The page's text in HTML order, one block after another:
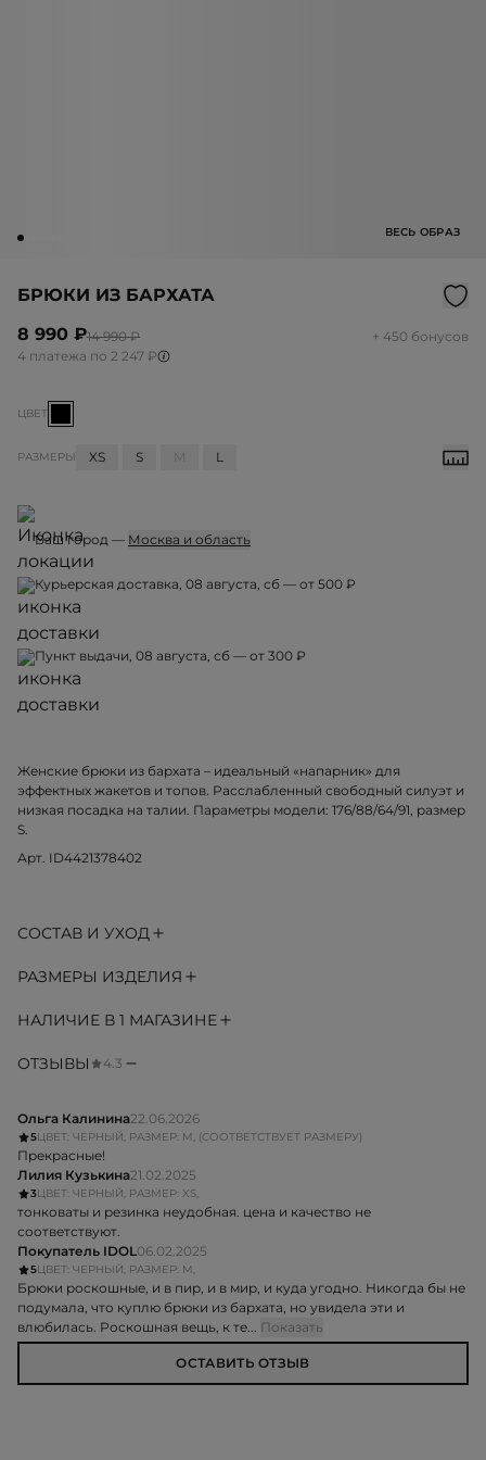
ВЕСЬ ОБРАЗ
БРЮКИ ИЗ БАРХАТА
8 990 ₽14 990 ₽
+ 450 бонусов
4 платежа по 2 247 ₽
ЦВЕТ
РАЗМЕРЫ XS S M L
Ваш город — Москва и область
Курьерская доставка, 08 августа, сб — от 500 ₽
Пункт выдачи, 08 августа, сб — от 300 ₽
Женские брюки из бархата – идеальный «напарник» для
эффектных жакетов и топов. Расслабленный свободный силуэт и
низкая посадка на талии. Параметры модели: 176/88/64/91, размер
S.
Арт. ID4421378402
СОСТАВ И УХОД
РАЗМЕРЫ ИЗДЕЛИЯ
НАЛИЧИЕ В 1 МАГАЗИНЕ
ОТЗЫВЫ 4.3
Ольга Калинина22.06.2026
5ЦВЕТ: ЧЕРНЫЙ, РАЗМЕР: M, (СООТВЕТСТВУЕТ РАЗМЕРУ)
Прекрасные!
Лилия Кузькина21.02.2025
3ЦВЕТ: ЧЕРНЫЙ, РАЗМЕР: XS,
тонковаты и резинка неудобная. цена и качество не
соответствуют.
Покупатель IDOL06.02.2025
5ЦВЕТ: ЧЕРНЫЙ, РАЗМЕР: M,
Брюки роскошные, и в пир, и в мир, и куда угодно. Никогда бы не
подумала, что куплю брюки из бархата, но увидела эти и
влюбилась. Роскошная вещь, к те... Показать
ОСТАВИТЬ ОТЗЫВ